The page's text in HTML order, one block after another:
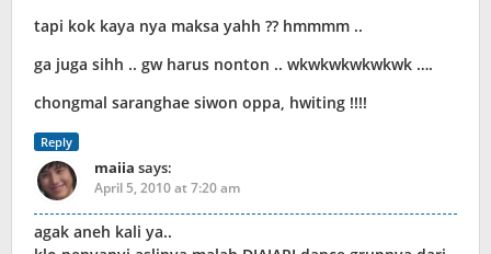
tapi kok kaya nya maksa yahh ?? hmmmm ..
ga juga sihh .. gw harus nonton .. wkwkwkwkwkwk ….
chongmal saranghae siwon oppa, hwiting !!!!
Reply
maiia says:
April 5, 2010 at 7:20 am
agak aneh kali ya..